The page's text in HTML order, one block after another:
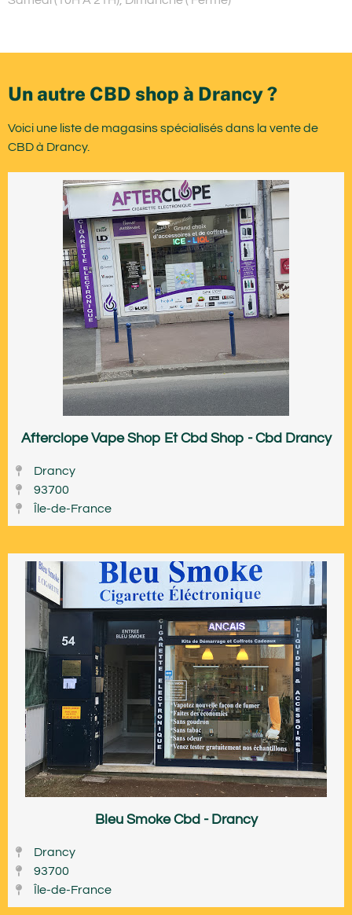
Un autre CBD shop à Drancy ?
Voici une liste de magasins spécialisés dans la vente de
CBD à Drancy.
Afterclope Vape Shop Et Cbd Shop - Cbd Drancy
Drancy
93700
Île-de-France
Bleu Smoke Cbd - Drancy
Drancy
93700
Île-de-France